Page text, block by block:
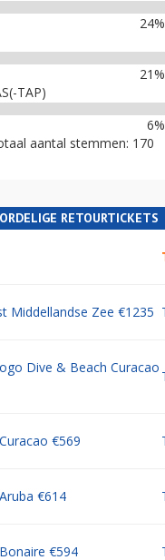
TAP)
aantal stemmen: 170
RETOURTICKETS
Middellandse Zee €1235
Dive & Beach Curacao
€569
€614
€594